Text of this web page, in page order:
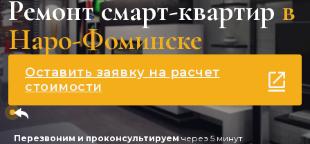
Ремонт смарт-квартирв
Наро-Фоминске
Оставить заявку на расчет
стоимости
Перезвоним и проконсультируемчерез 5 минут